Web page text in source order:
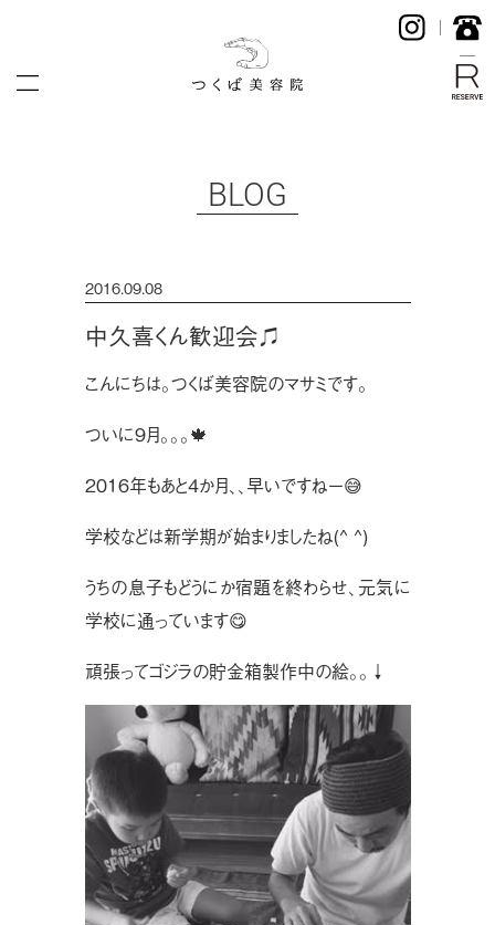
BLOG
2016.09.08
中久喜くん歓迎会♫
こんにちは。つくば美容院のマサミです。
ついに９月。。。🍁
２０１６年もあと４か月、、早いですねー😅
学校などは新学期が始まりましたね(^ ^)
うちの息子もどうにか宿題を終わらせ、元気に
学校に通っています😋
頑張ってゴジラの貯金箱製作中の絵。。↓